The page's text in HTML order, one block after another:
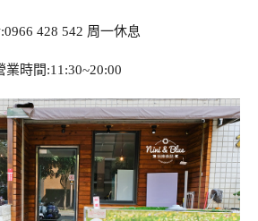
428 542 周一休息
業時間:11:30~20:00